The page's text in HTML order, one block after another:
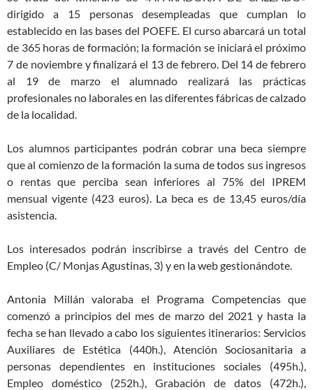
dirigido a 15 personas desempleadas que cumplan lo
establecido en las bases del POEFE. El curso abarcará un total
de 365 horas de formación; la formación se iniciará el próximo
7 de noviembre y finalizará el 13 de febrero. Del 14 de febrero
al 19 de marzo el alumnado realizará las prácticas
profesionales no laborales en las diferentes fábricas de calzado
de la localidad.
Los alumnos participantes podrán cobrar una beca siempre
que al comienzo de la formación la suma de todos sus ingresos
o rentas que perciba sean inferiores al 75% del IPREM
mensual vigente (423 euros). La beca es de 13,45 euros/día
asistencia.
Los interesados podrán inscribirse a través del Centro de
Empleo (C/ Monjas Agustinas, 3) y en la web gestionándote.
Antonia Millán valoraba el Programa Competencias que
comenzó a principios del mes de marzo del 2021 y hasta la
fecha se han llevado a cabo los siguientes itinerarios: Servicios
Auxiliares de Estética (440h.), Atención Sociosanitaria a
personas dependientes en instituciones sociales (495h.),
Empleo doméstico (252h.), Grabación de datos (472h.),